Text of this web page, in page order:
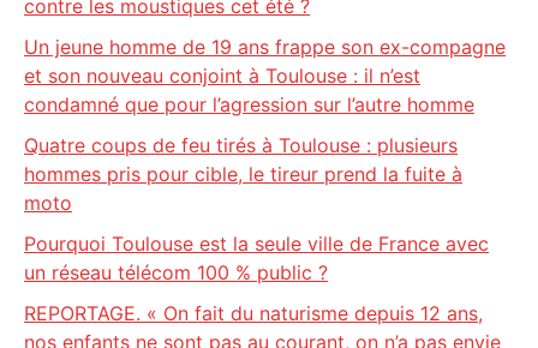
contre les moustiques cet été ?
Un jeune homme de 19 ans frappe son ex-compagne
et son nouveau conjoint à Toulouse : il n’est
condamné que pour l’agression sur l’autre homme
Quatre coups de feu tirés à Toulouse : plusieurs
hommes pris pour cible, le tireur prend la fuite à
moto
Pourquoi Toulouse est la seule ville de France avec
un réseau télécom 100 % public ?
REPORTAGE. « On fait du naturisme depuis 12 ans,
nos enfants ne sont pas au courant, on n’a pas envie